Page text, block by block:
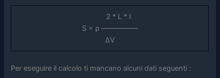
2 * L * I
S = ρ —————
ΔV
Per eseguire il calcolo ti mancano alcuni dati seguenti :